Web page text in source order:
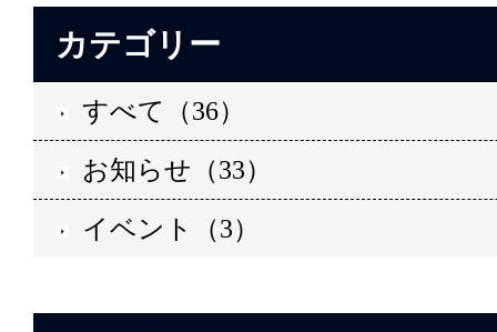
カテゴリー
すべて（36）
お知らせ（33）
イベント（3）